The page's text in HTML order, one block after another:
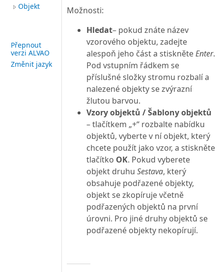
Objekt
Přepnout
verzi ALVAO
Změnit jazyk
Možnosti:
Hledat– pokud znáte název
vzorového objektu, zadejte
alespoň jeho část a stiskněteEnter.
Pod vstupním řádkem se
příslušné složky stromu rozbalí a
nalezené objekty se zvýrazní
žlutou barvou.
Vzory objektů / Šablony objektů
– tlačítkem „+“ rozbalte nabídku
objektů, vyberte v ní objekt, který
chcete použít jako vzor, a stiskněte
tlačítko OK. Pokud vyberete
objekt druhu Sestava, který
obsahuje podřazené objekty,
objekt se zkopíruje včetně
podřazených objektů na první
úrovni. Pro jiné druhy objektů se
podřazené objekty nekopírují.